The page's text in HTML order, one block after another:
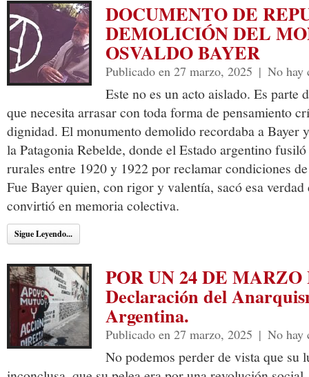
DOCUMENTO DE
DEMOLICIÓN DEL
OSVALDO BAYER
Publicado en 27 marzo, 2025 | No hay
Este no es un acto aislado. Es parte
que necesita arrasar con toda forma de pensamiento
dignidad. El monumento demolido recordaba a Bayer
la Patagonia Rebelde, donde el Estado argentino
rurales entre 1920 y 1922 por reclamar condiciones
Fue Bayer quien, con rigor y valentía, sacó esa
convirtió en memoria colectiva.
Sigue Leyendo...
POR UN 24 DE
Declaración del
Argentina.
Publicado en 27 marzo, 2025 | No hay
No podemos perder de vista que su